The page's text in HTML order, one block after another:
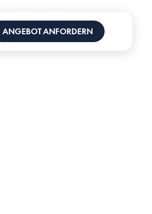
(Germany)
ANGEBOT ANFORDERN